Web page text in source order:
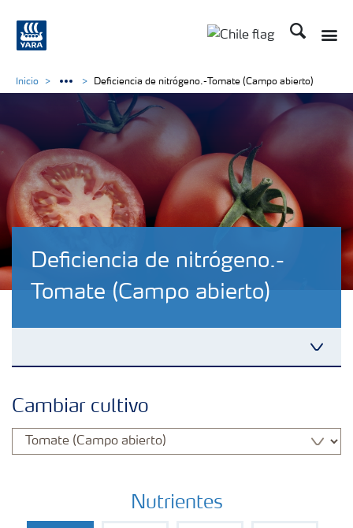
Buscar
Deficiencia de nitrógeno.-
Tomate (Campo abierto)
Fertilizantes
Portafolio de Agricultura Digital
Inicio Deficiencia de nitrógeno.-Tomate (Campo abierto)
Cambiar cultivo
Nutrientes